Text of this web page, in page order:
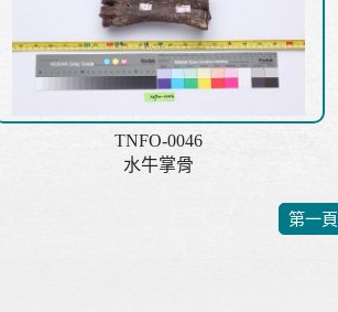
TNFO-0046
水牛掌骨
第一頁